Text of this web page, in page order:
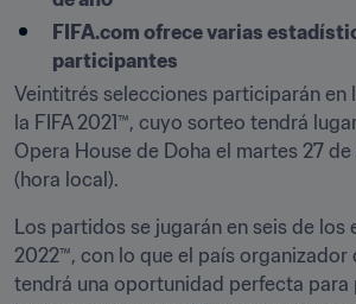
FIFA.com ofrece varias
participantes
Veintitrés selecciones participarán en
la FIFA 2021™, cuyo sorteo tendrá
Opera House de Doha el martes 27 de
(hora local).
Los partidos se jugarán en seis de los
2022™, con lo que el país organizador
tendrá una oportunidad perfecta para